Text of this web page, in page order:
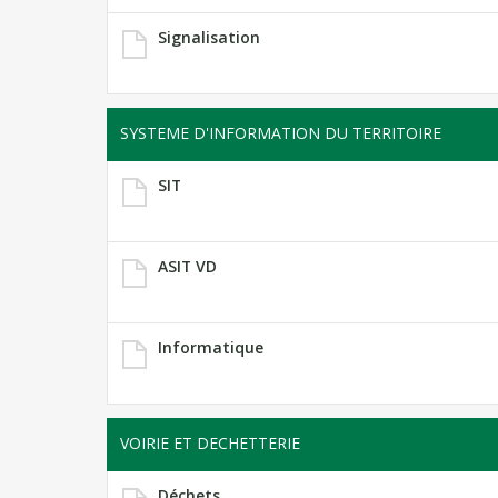
Signalisation
SYSTEME D'INFORMATION DU TERRITOIRE
SIT
ASIT VD
Informatique
VOIRIE ET DECHETTERIE